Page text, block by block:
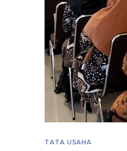
TATA USAHA